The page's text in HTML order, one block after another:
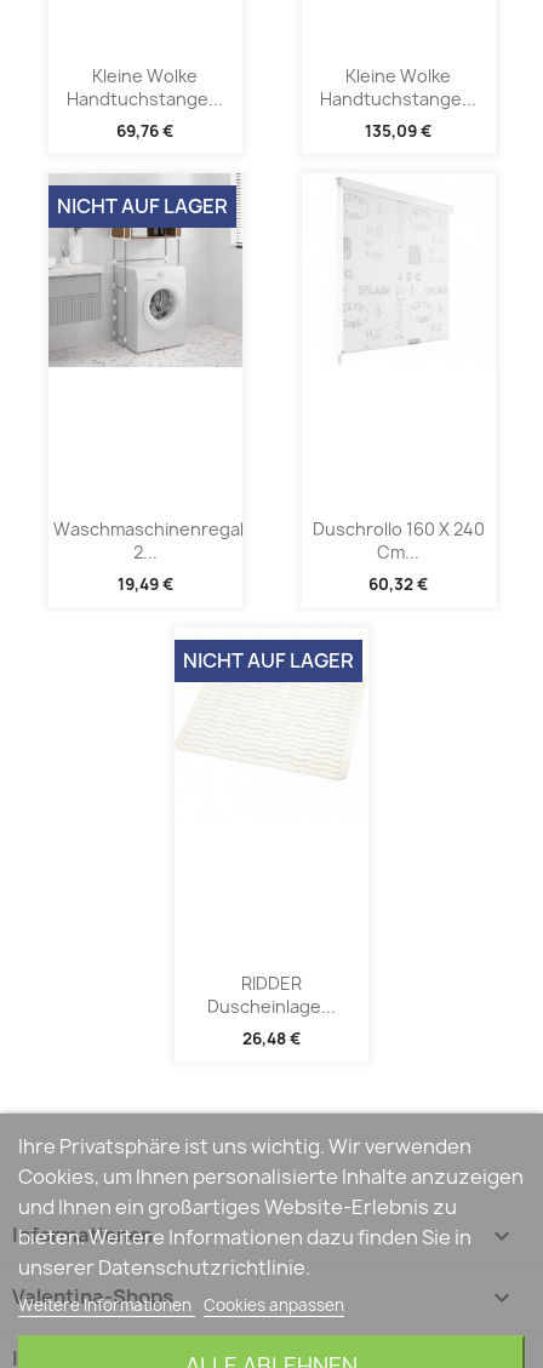
Kleine Wolke
Handtuchstange...
69,76 €
Kleine Wolke
Handtuchstange...
135,09 €
Waschmaschinenregal
2...
19,49 €
NICHT AUF LAGER
Duschrollo 160 X 240
Cm...
60,32 €
RIDDER
Duscheinlage...
26,48 €
NICHT AUF LAGER
Informationen 
Valentina-Shops 
Ihr Konto
Ihre Privatsphäre ist uns wichtig. Wir verwenden
Cookies, um Ihnen personalisierte Inhalte anzuzeigen
und Ihnen ein großartiges Website-Erlebnis zu
bieten. Weitere Informationen dazu finden Sie in
unserer Datenschutzrichtlinie.
Weitere Informationen Cookies anpassen